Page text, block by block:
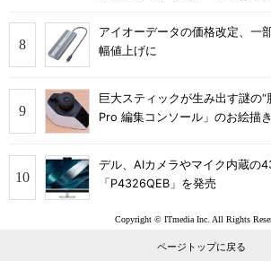
アイオーデータの価格改定、一
幅値上げに
巨大スティックが生み出す謎の
Pro 編集コンソール」のお絵描
デル、AIカメラやマイク内蔵の
「P4326QEB」を発売
Copyright © ITmedia Inc. All Rights
ページトップに戻る